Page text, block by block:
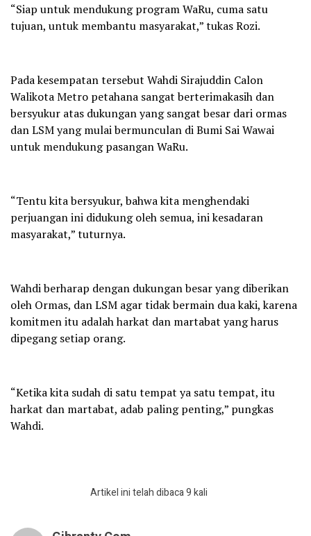
“Siap untuk mendukung program WaRu, cuma satu
tujuan, untuk membantu masyarakat,” tukas Rozi.
Pada kesempatan tersebut Wahdi Sirajuddin Calon
Walikota Metro petahana sangat berterimakasih dan
bersyukur atas dukungan yang sangat besar dari ormas
dan LSM yang mulai bermunculan di Bumi Sai Wawai
untuk mendukung pasangan WaRu.
“Tentu kita bersyukur, bahwa kita menghendaki
perjuangan ini didukung oleh semua, ini kesadaran
masyarakat,” tuturnya.
Wahdi berharap dengan dukungan besar yang diberikan
oleh Ormas, dan LSM agar tidak bermain dua kaki, karena
komitmen itu adalah harkat dan martabat yang harus
dipegang setiap orang.
“Ketika kita sudah di satu tempat ya satu tempat, itu
harkat dan martabat, adab paling penting,” pungkas
Wahdi.
Artikel ini telah dibaca 9 kali